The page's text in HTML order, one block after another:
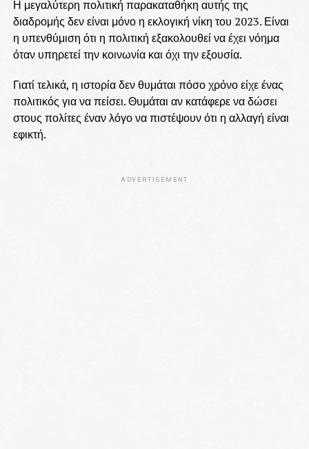
Η μεγαλύτερη πολιτική παρακαταθήκη αυτής της
διαδρομής δεν είναι μόνο η εκλογική νίκη του 2023. Είναι
η υπενθύμιση ότι η πολιτική εξακολουθεί να έχει νόημα
όταν υπηρετεί την κοινωνία και όχι την εξουσία.
Γιατί τελικά, η ιστορία δεν θυμάται πόσο χρόνο είχε ένας
πολιτικός για να πείσει. Θυμάται αν κατάφερε να δώσει
στους πολίτες έναν λόγο να πιστέψουν ότι η αλλαγή είναι
εφικτή.
ADVERTISEMENT